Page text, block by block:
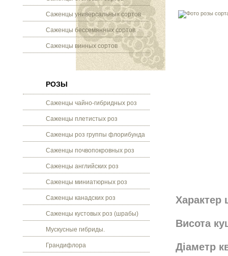
Саженцы универсальных сортов
Саженцы бессемянных сортов
Саженцы винных сортов
РОЗЫ
Саженцы чайно-гибридных роз
Саженцы плетистых роз
Саженцы роз группы флорибунда
Саженцы почвопокровных роз
Саженцы английских роз
Саженцы миниатюрных роз
Саженцы канадских роз
Саженцы кустовых роз (шрабы)
Мускусные гибриды.
Грандифлора
Характер
Висота
Діаметр